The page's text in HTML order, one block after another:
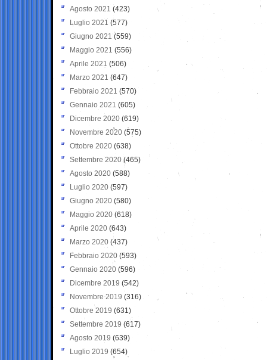
Agosto 2021 (423)
Luglio 2021 (577)
Giugno 2021(559)
Maggio 2021 (556)
Aprile 2021 (506)
Marzo 2021 (647)
Febbraio 2021 (570)
Gennaio 2021 (605)
Dicembre 2020 (619)
Novembre 2020 (575)
Ottobre 2020 (638)
Settembre 2020(465)
Agosto 2020 (588)
Luglio 2020 (597)
Giugno 2020 (580)
Maggio 2020 (618)
Aprile 2020 (643)
Marzo 2020 (437)
Febbraio 2020 (593)
Gennaio 2020 (596)
Dicembre 2019 (542)
Novembre 2019 (316)
Ottobre 2019 (631)
Settembre 2019 (617)
Agosto 2019 (639)
Luglio 2019 (654)